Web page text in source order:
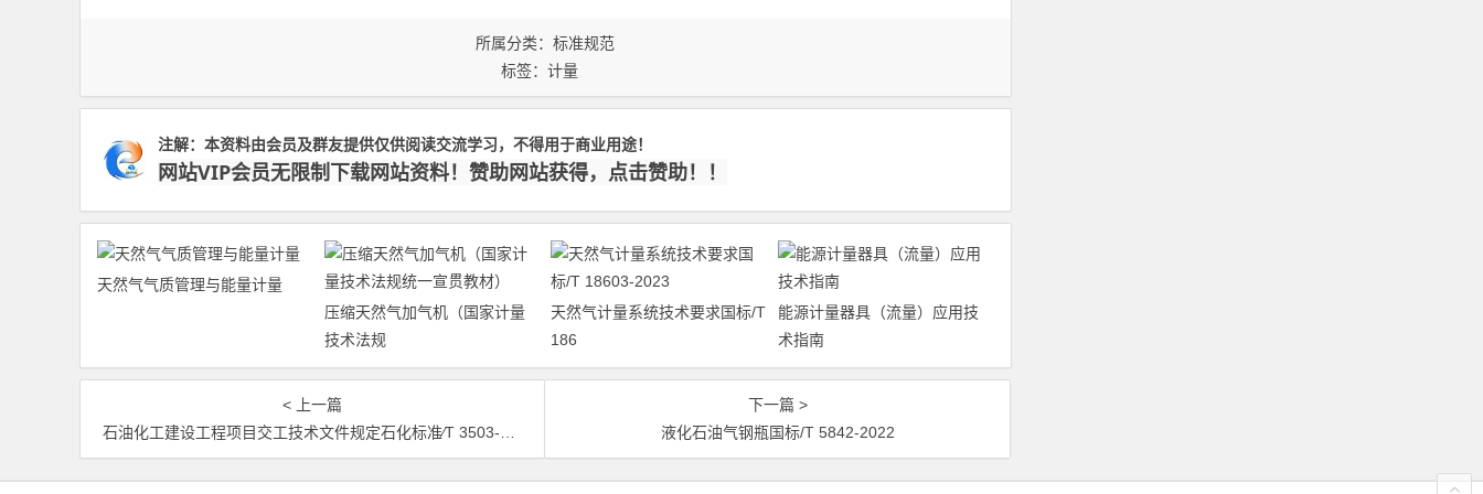
所属分类：标准规范
标签：计量
注解：本资料由会员及群友提供仅供阅读交流学习，不得用于商业用途！
网站VIP会员无限制下载网站资料！赞助网站获得，点击赞助！！
天然气气质管理与能量计量
压缩天然气加气机（国家计量
技术法规
天然气计量系统技术要求国标/T
186
能源计量器具（流量）应用技
术指南
< 上一篇
石油化工建设工程项目交工技术文件规定石化标准∕T 3503-2017
下一篇 >
液化石油气钢瓶国标/T 5842-2022